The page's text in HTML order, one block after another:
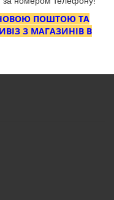
НОВОЮ ПОШТОЮ ТА
З МАГАЗИНІВ В